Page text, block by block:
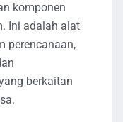
komponen
Ini adalah alat
perencanaan,
berkaitan